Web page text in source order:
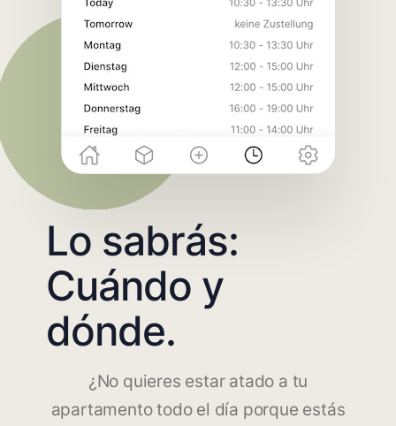
Lo sabrás:
Cuándo y
dónde.
¿No quieres estar atado a tu
apartamento todo el día porque estás